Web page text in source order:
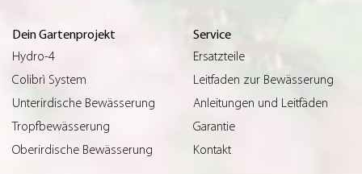
Dein Gartenprojekt
Hydro-4
Colibrì System
Unterirdische Bewässerung
Tropfbewässerung
Oberirdische Bewässerung
Service
Ersatzteile
Leitfaden zur Bewässerung
Anleitungen und Leitfäden
Garantie
Kontakt